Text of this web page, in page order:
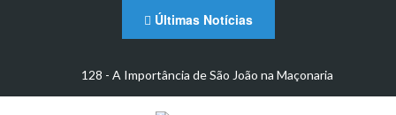
Últimas Notícias
128 - A Importância de São João na Maçonaria